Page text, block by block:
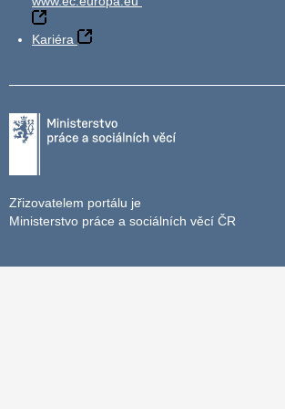
Kariéra
Zřizovatelem portálu je
Ministerstvo práce a sociálních věcí ČR